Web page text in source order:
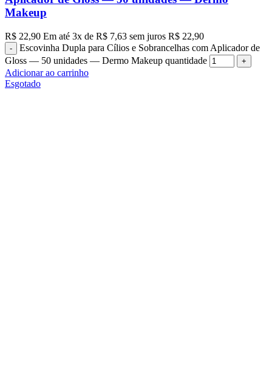
Makeup
R$ 22,90 Em até 3x de R$ 7,63 sem juros R$ 22,90
Escovinha Dupla para Cílios e Sobrancelhas com Aplicador de
Gloss — 50 unidades — Dermo Makeup quantidade
Adicionar ao carrinho
Esgotado